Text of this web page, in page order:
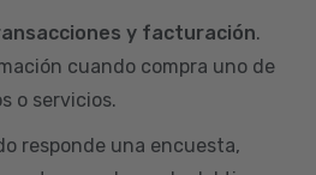
y facturación.
cuando compra uno de
o servicios.
responde una encuesta,